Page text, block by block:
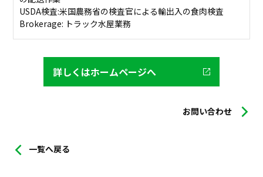
USDA検査:米国農務省の検査官による輸出入の食肉検査
Brokerage: トラック水屋業務
詳しくはホームページへ
お問い合わせ
一覧へ戻る